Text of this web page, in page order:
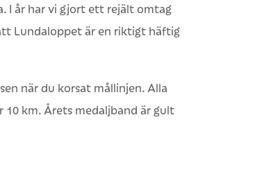
I år har vi gjort ett rejält omtag
Lundaloppet är en riktigt häftig
när du korsat mållinjen. Alla
10 km. Årets medaljband är gult